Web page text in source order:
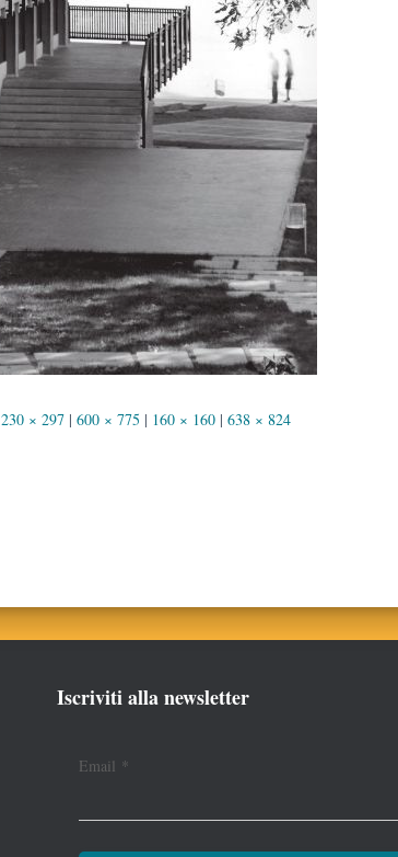
230 × 297 | 600 × 775 | 160 × 160 | 638 × 824
Iscriviti alla newsletter
Email *